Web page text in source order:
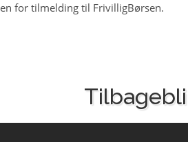
for tilmelding til FrivilligBørsen.